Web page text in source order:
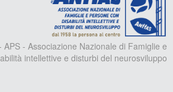
APS - Associazione Nazionale di Famiglie e
intellettive e disturbi del neurosviluppo